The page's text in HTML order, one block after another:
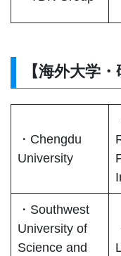
【海外大学
・Chengdu
University
・Southwest
University of
Science and